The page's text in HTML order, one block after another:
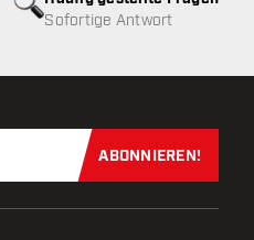
Sofortige Antwort
Jetzt für
ABONNIEREN!